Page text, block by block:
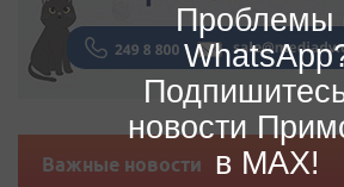
Важные новости
Проблемы
новости
в MAX!